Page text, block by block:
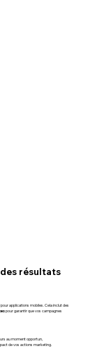
résultats
pour applications mobiles. Cela inclut des
pour garantir que vos campagnes
au moment opportun,
de vos actions marketing.